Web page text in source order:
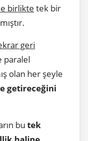
birlikte tek bir
geri
paralel
olan her şeyle
getireceğini
bu tek